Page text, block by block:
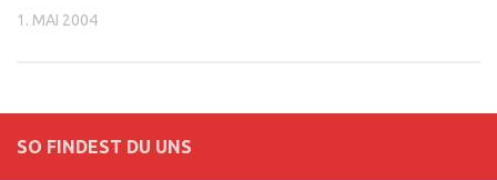
1. MAI 2004
SO FINDEST DU UNS